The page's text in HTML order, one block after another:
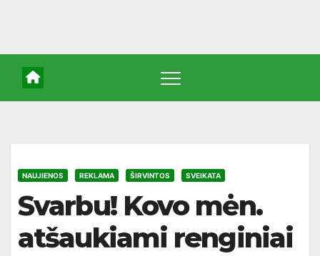
NAUJIENOS REKLAMA ŠIRVINTOS SVEIKATA
Svarbu! Kovo mėn.
atšaukiami renginiai